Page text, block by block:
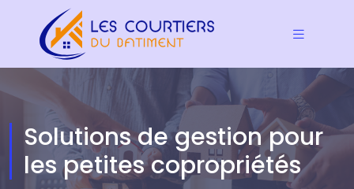
Solutions de gestion pour
les petites copropriétés